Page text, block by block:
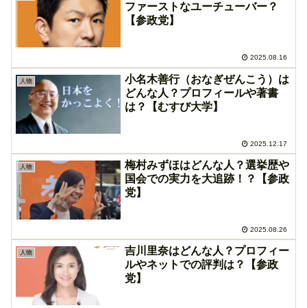
ファーストなユーチューバー？
【参政党】
2025.08.16
人物
小名木善行（おなぎぜんこう）は
どんな人？プロフィールや著書
は？【むすび大学】
2025.12.17
人物
梅村みずほはどんな人？選挙歴や
国会での実力を大追跡！？【参政
党】
2025.08.26
人物
吉川里奈はどんな人？プロフィー
ルやネットでの評判は？【参政
党】